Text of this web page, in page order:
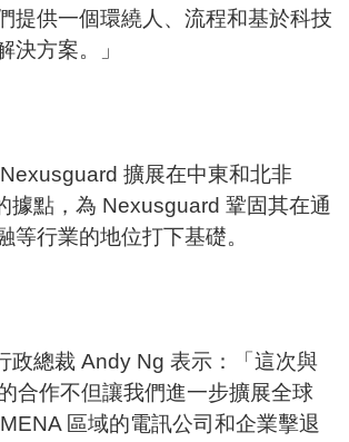
提供一個環繞人、流程和基於科技
決方案。」
擴展在中東和北非
據點，為 Nexusguard 鞏固其在通
等行業的地位打下基礎。
政總裁 Andy Ng 表示：「這次與
合作不但讓我們進一步擴展全球
區域的電訊公司和企業擊退